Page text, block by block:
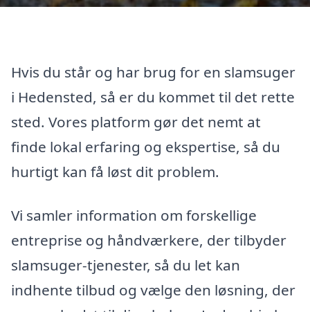
Hvis du står og har brug for en slamsuger
i Hedensted, så er du kommet til det rette
sted. Vores platform gør det nemt at
finde lokal erfaring og ekspertise, så du
hurtigt kan få løst dit problem.
Vi samler information om forskellige
entreprise og håndværkere, der tilbyder
slamsuger-tjenester, så du let kan
indhente tilbud og vælge den løsning, der